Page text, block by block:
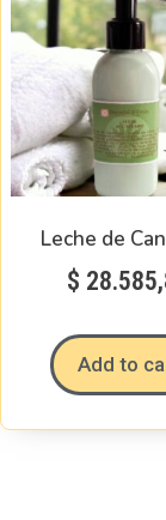
Leche de
$
Add to